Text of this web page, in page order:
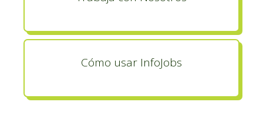
Cómo usar InfoJobs